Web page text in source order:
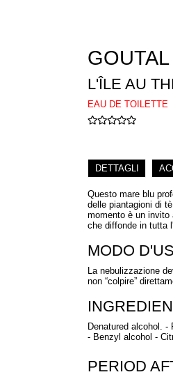
GOUTAL
L'ÎLE AU
EAU DE TOILETTE
DETTAGLI
Questo mare blu
delle piantagioni di
momento è un invito
che diffonde in tutta
MODO
La nebulizzazione
non “colpire”
Denatured alcohol. -
- Benzyl alcohol -
PERIOD